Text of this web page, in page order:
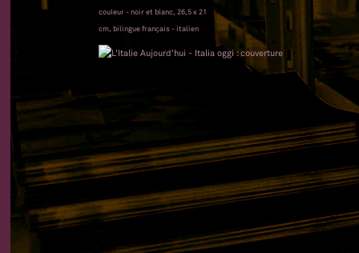
couleur - noir et blanc, 26,5 x 21
cm, bilingue français - italien